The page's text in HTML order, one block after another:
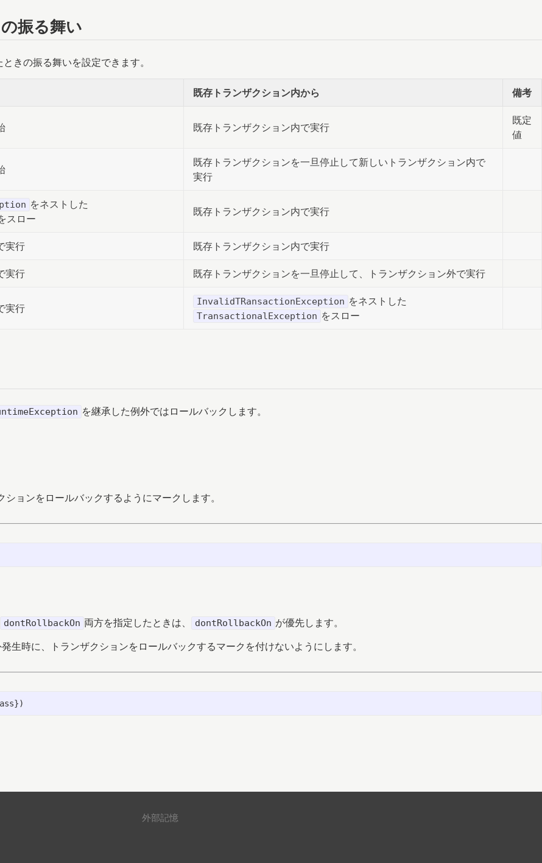
振る舞い
きの振る舞いを設定できます。
既存トランザクション内から 備考
既存トランザクション内で実行
既定
値
既存トランザクションを一旦停止して新しいトランザクション内で
実行
をネストした
スロー
既存トランザクション内で実行
実行 既存トランザクション内で実行
実行 既存トランザクションを一旦停止して、トランザクション外で実行
実行
InvalidTRansactionException をネストした
TransactionalException をスロー
を継承した例外ではロールバックします。
ョンをロールバックするようにマークします。
dontRollbackOn 両方を指定したときは、 dontRollbackOn が優先します。
生時に、トランザクションをロールバックするマークを付けないようにします。
外部記憶